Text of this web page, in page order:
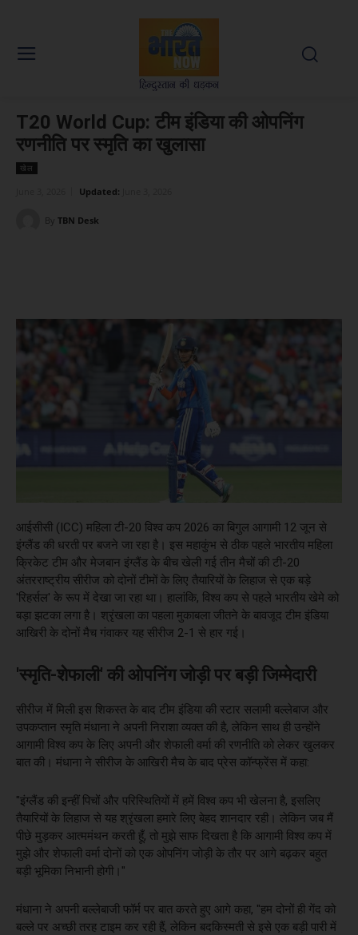
T20 World Cup: टीम इंडिया की ओपनिंग
रणनीति पर स्मृति का खुलासा
खेल
Updated:
By TBN Desk
आईसीसी (ICC) महिला टी-20 विश्व कप 2026 का बिगुल आगामी 12 जून से
इंग्लैंड की धरती पर बजने जा रहा है। इस महाकुंभ से ठीक पहले भारतीय महिला
क्रिकेट टीम और मेजबान इंग्लैंड के बीच खेली गई तीन मैचों की टी-20
अंतरराष्ट्रीय सीरीज को दोनों टीमों के लिए तैयारियों के लिहाज से एक बड़े
'रिहर्सल' के रूप में देखा जा रहा था। हालांकि, विश्व कप से पहले भारतीय खेमे को
बड़ा झटका लगा है। श्रृंखला का पहला मुकाबला जीतने के बावजूद टीम इंडिया
आखिरी के दोनों मैच गंवाकर यह सीरीज 2-1 से हार गई।
'स्मृति-शेफाली' की ओपनिंग जोड़ी पर बड़ी जिम्मेदारी
सीरीज में मिली इस शिकस्त के बाद टीम इंडिया की स्टार सलामी बल्लेबाज और
उपकप्तान स्मृति मंधाना ने अपनी निराशा व्यक्त की है, लेकिन साथ ही उन्होंने
आगामी विश्व कप के लिए अपनी और शेफाली वर्मा की रणनीति को लेकर खुलकर
बात की। मंधाना ने सीरीज के आखिरी मैच के बाद प्रेस कॉन्फ्रेंस में कहा:
"इंग्लैंड की इन्हीं पिचों और परिस्थितियों में हमें विश्व कप भी खेलना है, इसलिए
तैयारियों के लिहाज से यह श्रृंखला हमारे लिए बेहद शानदार रही। लेकिन जब मैं
पीछे मुड़कर आत्ममंथन करती हूँ, तो मुझे साफ दिखता है कि आगामी विश्व कप में
मुझे और शेफाली वर्मा दोनों को एक ओपनिंग जोड़ी के तौर पर आगे बढ़कर बहुत
बड़ी भूमिका निभानी होगी।"
मंधाना ने अपनी बल्लेबाजी फॉर्म पर बात करते हुए आगे कहा, "हम दोनों ही गेंद को
बल्ले पर अच्छी तरह टाइम कर रही हैं, लेकिन बदकिस्मती से इसे एक बड़ी पारी में